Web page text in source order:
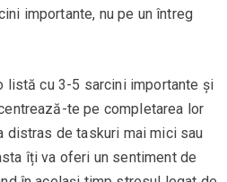
importante, nu pe un întreg
listă cu 3-5 sarcini importante și
te pe completarea lor
distras de taskuri mai mici sau
îți va oferi un sentiment de